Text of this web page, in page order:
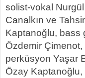
solist-vokal
Canalkın ve
Kaptanoğlu, bass
Özdemir
perküsyon Yaşar
Özay